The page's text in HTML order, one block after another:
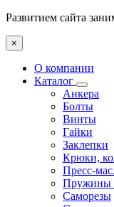
Развитием сайта
×
О компании
Каталог
Анкера
Болты
Винты
Гайки
Заклепки
Крюки,
Пресс-
Пружины
Саморезы